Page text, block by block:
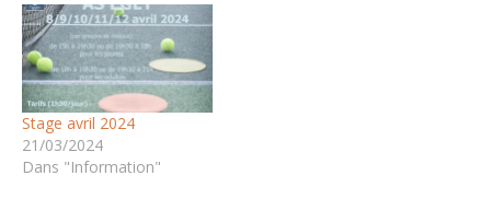
Stage avril 2024
21/03/2024
Dans "Information"